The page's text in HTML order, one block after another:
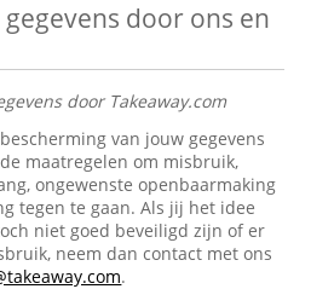
door ons en
door Takeaway.com
van jouw gegevens
maatregelen om misbruik,
ongewenste openbaarmaking
tegen te gaan. Als jij het idee
niet goed beveiligd zijn of er
neem dan contact met ons
.